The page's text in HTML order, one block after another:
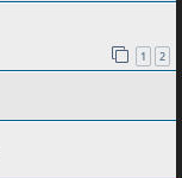
1 2